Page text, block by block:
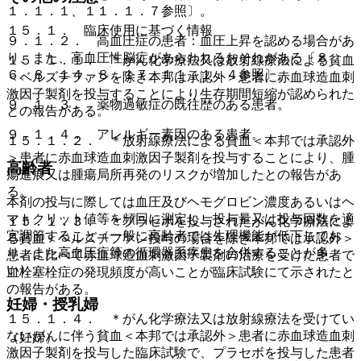
１５．１． 臨床使用に基づく情報
１５．１．１． ＊がん化学療法又は放射線療法による貧血
＜ベルズチファンを除き本邦は承認外＞患者に赤血球造血刺
激因子製剤を投与することにより生存期間短縮が認められた
との報告がある。
１５．１．２． ＊放射線療法による貧血＜本邦では承認外
＞患者に赤血球造血刺激因子製剤を投与することにより、腫
瘍進展又は腫瘍局所再発のリスクが増加したとの報告があ
る。
１５．１．３． ＊プラセボを投与されたがん化学療法によ
る貧血＜ベルズチファン投与の場合を除き本邦では承認外＞
患者に比べて赤血球造血刺激因子製剤の治療を受けた患者で
血栓塞栓症の発現頻度が高いことが臨床試験にて示されたと
の報告がある。
１５．１．４． ＊がん化学療法又は放射線療法を受けてい
ないがんに伴う貧血＜本邦では承認外＞患者に赤血球造血刺
激因子製剤を投与した臨床試験で、プラセボを投与した患者
１．１．１、１１．１．７参照〕。
９．１．２． 高血圧症の患者：血圧上昇を認める場合があ
り、また、高血圧性脳症があらわれるおそれがある〔８．
６、８．１４、８．１７、１１．１．４参照〕。
９．１．３． 薬物過敏症の既往歴のある患者。
９．１．４． アレルギー素因のある患者。
高齢者
本剤の投与に際しては血圧及びヘモグロビン濃度あるいはヘ
マトクリット値等を頻回に測定し、投与量又は投与回数を適
宜調節すること（一般に高齢者では生理機能が低下してお
り、また高血圧症等の循環器系疾患を合併することが多
い）。
妊婦・授乳婦
（妊婦）